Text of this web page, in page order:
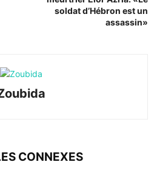
soldat d’Hébron est un
assassin»
CONNEXES